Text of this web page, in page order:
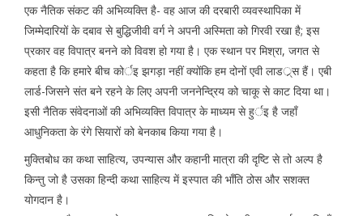
एक नैतिक संकट की अभिव्यक्ति है- वह आज की दरबारी व्यवस्थापिका में
जिम्मेदारियों के दबाव से बुद्धिजीवी वर्ग ने अपनी अस्मिता को गिरवी रखा है; इस
प्रकार वह विपात्र बनने को विवश हो गया है। एक स्थान पर मिश्रा, जगत से
कहता है कि हमारे बीच कोर्इ झगड़ा नहीं क्योंकि हम दोनों एवी लाडर््स हैं। एबी
लार्ड-जिसने संत बने रहने के लिए अपनी जननेन्द्रिय को चाकू से काट दिया था।
इसी नैतिक संवेदनाओं की अभिव्यक्ति विपात्र के माध्यम से हुर्इ है जहाँ
आधुनिकता के रंगे सियारों को बेनकाब किया गया है।
मुक्तिबोध का कथा साहित्य, उपन्यास और कहानी मात्रा की दृष्टि से तो अल्प है
किन्तु जो है उसका हिन्दी कथा साहित्य में इस्पात की भाँति ठोस और सशक्त
योगदान है।